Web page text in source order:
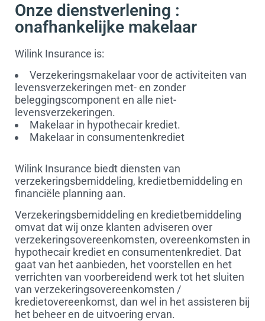
Onze dienstverlening :
onafhankelijke makelaar
Wilink Insurance is:
Verzekeringsmakelaar voor de activiteiten van
levensverzekeringen met- en zonder
beleggingscomponent en alle niet-
levensverzekeringen.
Makelaar in hypothecair krediet.
Makelaar in consumentenkrediet
Wilink Insurance biedt diensten van
verzekeringsbemiddeling, kredietbemiddeling en
financiële planning aan.
Verzekeringsbemiddeling en kredietbemiddeling
omvat dat wij onze klanten adviseren over
verzekeringsovereenkomsten, overeenkomsten in
hypothecair krediet en consumentenkrediet. Dat
gaat van het aanbieden, het voorstellen en het
verrichten van voorbereidend werk tot het sluiten
van verzekeringsovereenkomsten /
kredietovereenkomst, dan wel in het assisteren bij
het beheer en de uitvoering ervan.